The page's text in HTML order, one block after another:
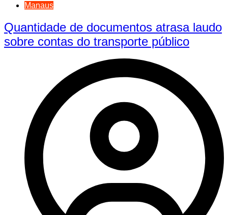
Manaus
Quantidade de documentos atrasa laudo
sobre contas do transporte público